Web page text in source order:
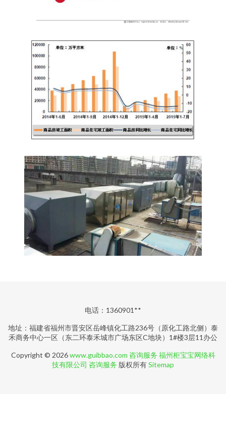
电话：1360901**
地址：福建省福州市晋安区岳峰镇化工路236号（原化工路北侧）泰
禾商务中心一区（东二环泰禾城市广场东区C地块）1#楼3层11办公
Copyright © 2026www.guibbao.com 咨询服务 福州柜宝宝网络科
技有限公司 咨询服务 版权所有Sitemap